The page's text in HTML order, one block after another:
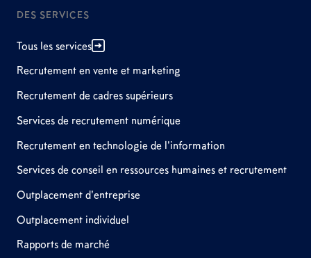
DES SERVICES
Tous les services
Recrutement en vente et marketing
Recrutement de cadres supérieurs
Services de recrutement numérique
Recrutement en technologie de l'information
Services de conseil en ressources humaines et recrutement
Outplacement d'entreprise
Outplacement individuel
Rapports de marché